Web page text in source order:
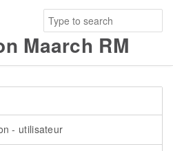
Maarch RM
- utilisateur